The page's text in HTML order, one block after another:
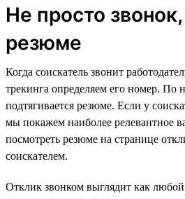
Не просто
резюме
Когда соискатель звонит
трекинга определяем его номер. По
подтягивается резюме. Если у
мы покажем наиболее релевантное
посмотреть резюме на странице
соискателем.
Отклик звонком выглядит как любой